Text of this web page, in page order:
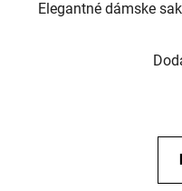
Elegantné dámske